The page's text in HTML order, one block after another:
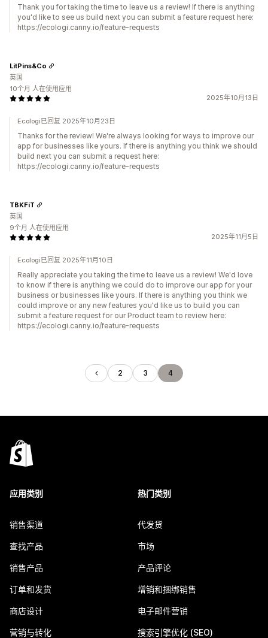
Thank you for taking the time to leave us a review! If there is anything
you'd like to see us build next you can submit a feature request here:
https://ecologi.canny.io/feature-requests
2025年10月13日
LitPins&Co
英国
10个月 人在使用应用
Ecologi已回复 2025年10月23日
Thanks for the review! We're always looking for ways to improve our
app for businesses like yours. If there is anything you think we should
build next you can submit a request here:
https://ecologi.canny.io/feature-requests
2025年11月5日
TBKFiT
英国
9个月 人在使用应用
Ecologi已回复 2025年11月10日
Really appreciate you taking the time to leave us a review! We'd love
to know if there is anything we could do to improve our app for your
business or businesses like yours. If there is anything you think we
could improve or any new features you'd like us to build you can
submit a feature request for our Product team to review here:
https://ecologi.canny.io/feature-requests
2 3 4
应用类别
销售渠道
查找产品
销售产品
订单和发货
商店设计
营销与转化
热门类别
代发货
市场
产品评论
增销和捆绑销售
电子邮件营销
搜索引擎优化 (SEO)